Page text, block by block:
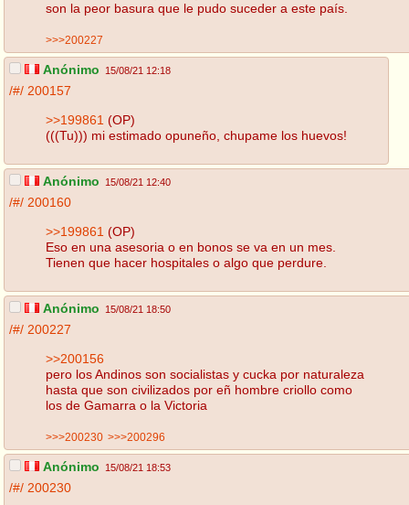
son la peor basura que le pudo suceder a este país.
>>>200227
Anónimo 15/08/21 12:18
/#/ 200157
>>199861 (OP)
(((Tu))) mi estimado opuneño, chupame los huevos!
Anónimo 15/08/21 12:40
/#/ 200160
>>199861 (OP)
Eso en una asesoria o en bonos se va en un mes.
Tienen que hacer hospitales o algo que perdure.
Anónimo 15/08/21 18:50
/#/ 200227
>>200156
pero los Andinos son socialistas y cucka por naturaleza
hasta que son civilizados por eñ hombre criollo como
los de Gamarra o la Victoria
>>>200230 >>>200296
Anónimo 15/08/21 18:53
/#/ 200230